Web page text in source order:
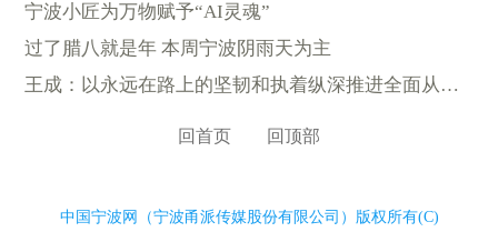
宁波小匠为万物赋予“AI灵魂”
过了腊八就是年 本周宁波阴雨天为主
王成：以永远在路上的坚韧和执着纵深推进全面从严治党
回首页 回顶部
中国宁波网（宁波甬派传媒股份有限公司）版权所有(C)